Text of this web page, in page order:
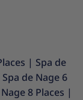
| Spa de
Spa de Nage 6
8 Places |